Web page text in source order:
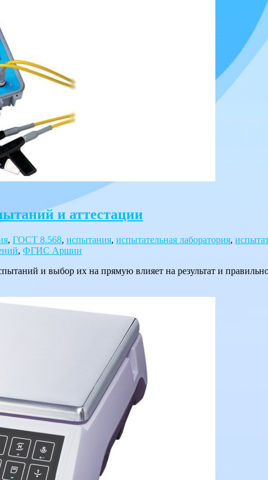
и аттестации
, ГОСТ 8.568, испытания, испытательная лаборатория,
, ФГИС Аршин
и выбор их на прямую влияет на результат и